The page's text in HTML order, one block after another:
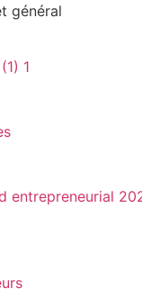
général
entrepreneurial